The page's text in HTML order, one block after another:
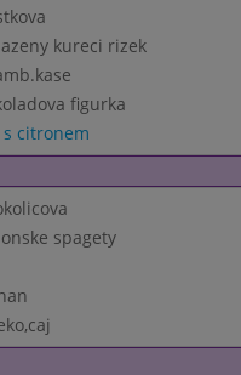
kureci rizek
figurka
s citronem
spagety